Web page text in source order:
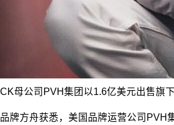
CK母公司PVH集团以1.6亿美元出售旗
品牌方舟获悉，美国品牌运营公司PVH